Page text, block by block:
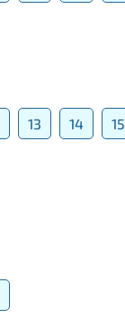
13 14 15